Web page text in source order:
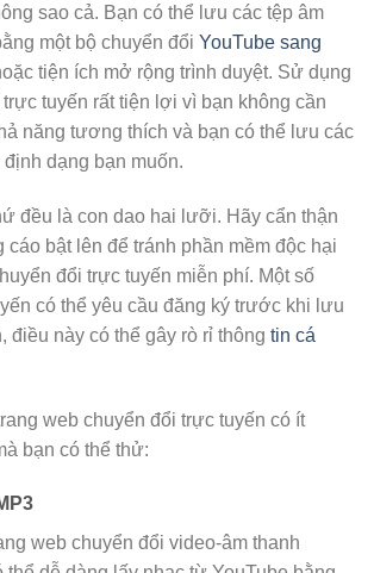
sao cả. Bạn có thể lưu các tệp âm
một bộ chuyển đổi YouTube sang
tiện ích mở rộng trình duyệt. Sử dụng
tuyến rất tiện lợi vì bạn không cần
năng tương thích và bạn có thể lưu các
dạng bạn muốn.
đều là con dao hai lưỡi. Hãy cẩn thận
bật lên để tránh phần mềm độc hại
đổi trực tuyến miễn phí. Một số
có thể yêu cầu đăng ký trước khi lưu
điều này có thể gây rò rỉ thông tin cá
web chuyển đổi trực tuyến có ít
bạn có thể thử:
web chuyển đổi video-âm thanh